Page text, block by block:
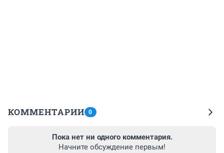
КОММЕНТАРИИ 0
Пока нет ни одного комментария.
Начните обсуждение первым!